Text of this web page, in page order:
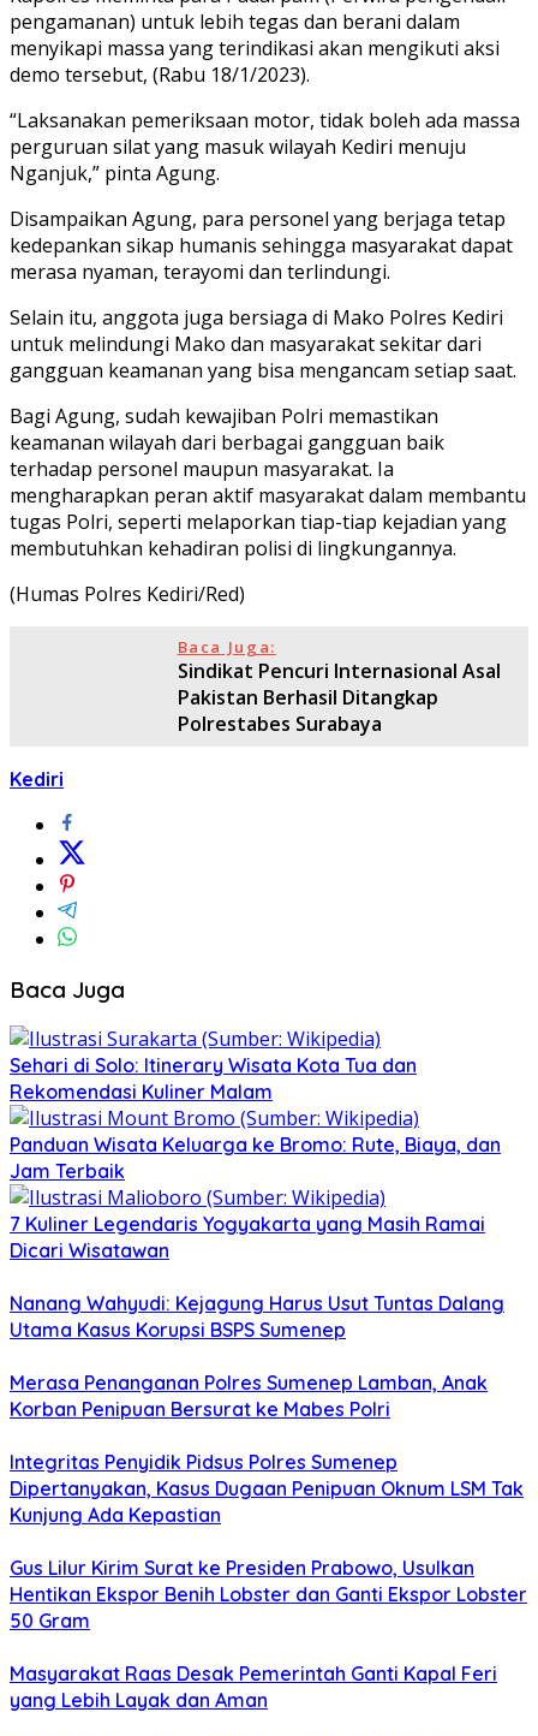
pengamanan) untuk lebih tegas dan berani dalam
menyikapi massa yang terindikasi akan mengikuti aksi
demo tersebut, (Rabu 18/1/2023).
“Laksanakan pemeriksaan motor, tidak boleh ada massa
perguruan silat yang masuk wilayah Kediri menuju
Nganjuk,” pinta Agung.
Disampaikan Agung, para personel yang berjaga tetap
kedepankan sikap humanis sehingga masyarakat dapat
merasa nyaman, terayomi dan terlindungi.
Selain itu, anggota juga bersiaga di Mako Polres Kediri
untuk melindungi Mako dan masyarakat sekitar dari
gangguan keamanan yang bisa mengancam setiap saat.
Bagi Agung, sudah kewajiban Polri memastikan
keamanan wilayah dari berbagai gangguan baik
terhadap personel maupun masyarakat. Ia
mengharapkan peran aktif masyarakat dalam membantu
tugas Polri, seperti melaporkan tiap-tiap kejadian yang
membutuhkan kehadiran polisi di lingkungannya.
(Humas Polres Kediri/Red)
Baca Juga:
Sindikat Pencuri Internasional Asal
Pakistan Berhasil Ditangkap
Polrestabes Surabaya
Kediri
Baca Juga
Sehari di Solo: Itinerary Wisata Kota Tua dan
Rekomendasi Kuliner Malam
Panduan Wisata Keluarga ke Bromo: Rute, Biaya, dan
Jam Terbaik
7 Kuliner Legendaris Yogyakarta yang Masih Ramai
Dicari Wisatawan
Nanang Wahyudi: Kejagung Harus Usut Tuntas Dalang
Utama Kasus Korupsi BSPS Sumenep
Merasa Penanganan Polres Sumenep Lamban, Anak
Korban Penipuan Bersurat ke Mabes Polri
Integritas Penyidik Pidsus Polres Sumenep
Dipertanyakan, Kasus Dugaan Penipuan Oknum LSM Tak
Kunjung Ada Kepastian
Gus Lilur Kirim Surat ke Presiden Prabowo, Usulkan
Hentikan Ekspor Benih Lobster dan Ganti Ekspor Lobster
50 Gram
Masyarakat Raas Desak Pemerintah Ganti Kapal Feri
yang Lebih Layak dan Aman